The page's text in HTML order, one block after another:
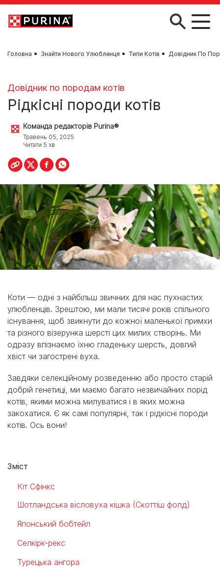
Skip to main content
Головна Знайти Нового Улюбленця Типи Котів Довідник По
Довідник по породам котів
Рідкісні породи котів
Команда редакторів Purina®
Травень 05, 2025
Читати 5 хв
Коти — одні з найбільш звичних для нас пухнастих
улюбленців. Зрештою, ми мали тисячі років спільного
існування, щоб звикнути до кожної маленької примхи
та різного візерунка шерсті цих милих створінь. Ми
одразу впізнаємо їхню гладеньку шерсть, довгий
хвіст чи загострені вуха.
Завдяки селекційному розведенню або просто старій
добрій генетиці, ми маємо багато незвичайних порід
котів, якими можна милуватися і в яких можна
закохатися. Є як самі популярні, так і рідкісні породи
котів. Ось вони!
Зміст
Кіт Сфінкс
Шотландська вісловуха кішка (Скоттіш фолд)
Японський бобтейл
Селкірк-рекс
Турецька ангора